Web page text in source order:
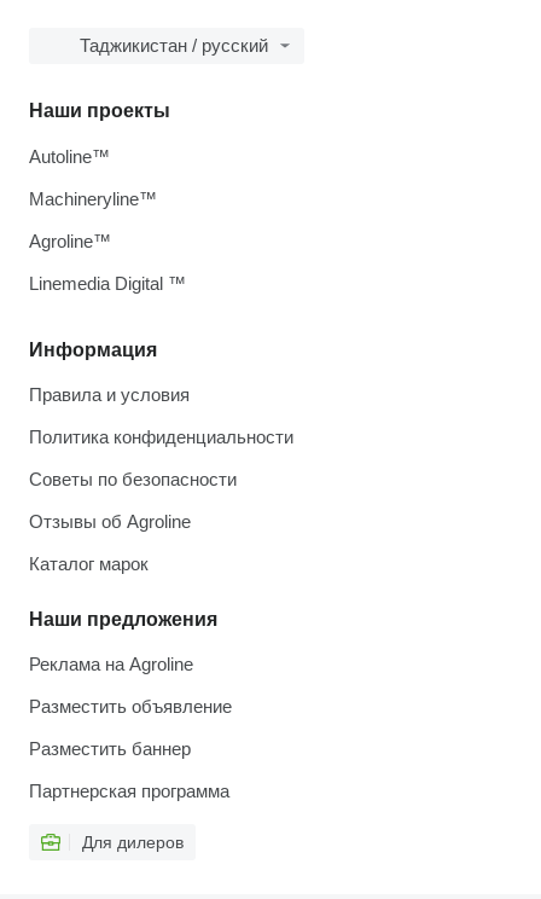
Таджикистан / русский
Информация
Правила и условия
Политика конфиденциальности
Советы по безопасности
Отзывы об Agroline
Каталог марок
Наши предложения
Реклама на Agroline
Разместить объявление
Разместить баннер
Партнерская программа
Для дилеров
Наши проекты
Autoline™
Machineryline™
Agroline™
Linemedia Digital ™